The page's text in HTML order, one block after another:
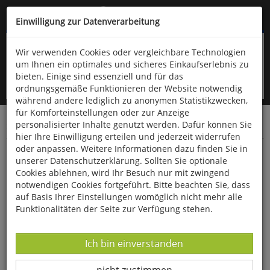
Kompletten Head der Seite überspringen
oder (06766) 9323-960
Startseite Bücher Gesundheit
Verflixt, das darf ich nicht vergessen!
Einwilligung zur Datenverarbeitung
Wir verwenden Cookies oder vergleichbare Technologien
um Ihnen ein optimales und sicheres Einkaufserlebnis zu
bieten. Einige sind essenziell und für das
ordnungsgemäße Funktionieren der Website notwendig
während andere lediglich zu anonymen Statistikzwecken,
für Komforteinstellungen oder zur Anzeige
personalisierter Inhalte genutzt werden. Dafür können Sie
hier Ihre Einwilligung erteilen und jederzeit widerrufen
oder anpassen. Weitere Informationen dazu finden Sie in
unserer Datenschutzerklärung. Sollten Sie optionale
Cookies ablehnen, wird Ihr Besuch nur mit zwingend
notwendigen Cookies fortgeführt. Bitte beachten Sie, dass
auf Basis Ihrer Einstellungen womöglich nicht mehr alle
Funktionalitäten der Seite zur Verfügung stehen.
Datenverarbeitung -
Ich bin einverstanden